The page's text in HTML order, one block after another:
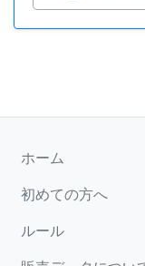
ホーム
初めての方へ
ルール